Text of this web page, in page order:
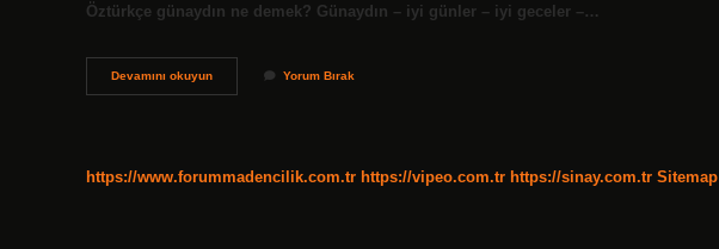
Öztürkçe günaydın ne demek? Günaydın – iyi günler – iyi geceler –…
Devamını okuyunGünaydın
Kelimenin
Yorum Bırak
https://www.forummadencilik.com.tr https://vipeo.com.tr https://sinay.com.tr Sitemap